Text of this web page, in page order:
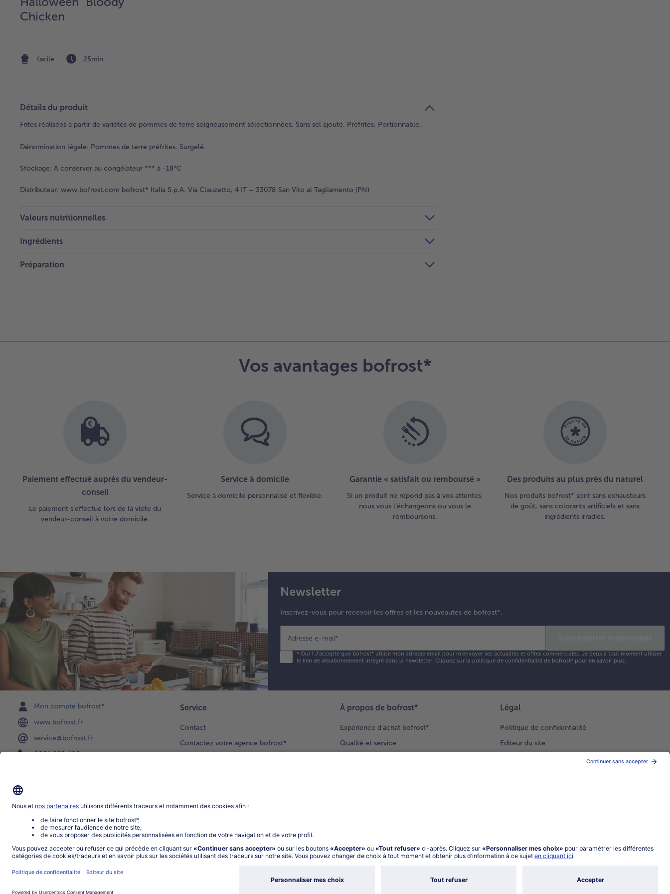
Chicken
facile 25min
Détails du produit
Frites réalisées à partir de variétés de pommes de terre soigneusement sélectionnées. Sans sel ajouté. Préfrites. Portionnable.
Dénomination légale: Pommes de terre préfrites. Surgelé.
Stockage: A conserver au congélateur *** à -18°C
Distributeur: www.bofrost.com bofrost* Italia S.p.A. Via Clauzetto, 4 IT – 33078 San Vito al Tagliamento (PN)
Valeurs nutritionnelles
Ingrédients
Préparation
Vos avantages bofrost*
Paiement effectué auprès du vendeur-
conseil
Le paiement s’effectue lors de la visite du
vendeur-conseil à votre domicile.
Service à domicile
Service à domicile personnalisé et flexible.
Garantie « satisfait ou remboursé »
Si un produit ne répond pas à vos attentes,
nous vous l’échangeons ou vous le
remboursons.
Des produits au plus près du naturel
Nos produits bofrost* sont sans exhausteurs
de goût, sans colorants artificiels et sans
ingrédients irradiés.
Newsletter
Inscrivez-vous pour recevoir les offres et les nouveautés de bofrost*.
Adresse e-mail*
*Oui ! J'accepte que bofrost* utilise mon adresse email pour m'envoyer ses actualités et offres commerciales. Je peux à tout moment utiliser
le lien de désabonnement intégré dans la newsletter. Cliquez sur la politique de confidentialitéde bofrost* pour en savoir plus.
Mon compte bofrost*
www.bofrost.fr
service@bofrost.fr
0801 902 406
Service
Contact
Contactez votre agence bofrost*
Newsletter
Notre catalogue
Application
Parrainage
À propos de bofrost*
Expérience d'achat bofrost*
Qualité et service
Nouveaux clients
Légal
Politique de confidentialité
Editeur du site
Conditions générales de vente
Conditions générales catalogue en ligne